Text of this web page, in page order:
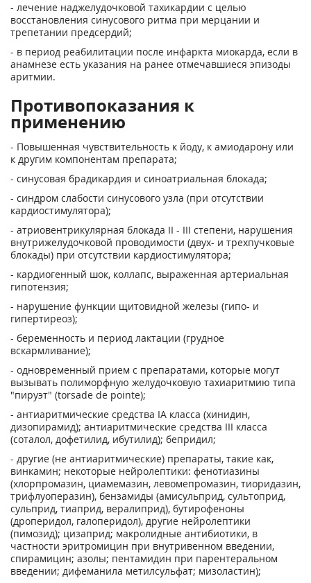
- лечение наджелудочковой тахикардии с целью
восстановления синусового ритма при мерцании и
трепетании предсердий;
- в период реабилитации после инфаркта миокарда, если в
анамнезе есть указания на ранее отмечавшиеся эпизоды
аритмии.
Противопоказания к
применению
- Повышенная чувствительность к йоду, к амиодарону или
к другим компонентам препарата;
- синусовая брадикардия и синоатриальная блокада;
- синдром слабости синусового узла (при отсутствии
кардиостимулятора);
- атриовентрикулярная блокада II - III степени, нарушения
внутрижелудочковой проводимости (двух- и трехпучковые
блокады) при отсутствии кардиостимулятора;
- кардиогенный шок, коллапс, выраженная артериальная
гипотензия;
- нарушение функции щитовидной железы (гипо- и
гипертиреоз);
- беременность и период лактации (грудное
вскармливание);
- одновременный прием с препаратами, которые могут
вызывать полиморфную желудочковую тахиаритмию типа
"пируэт" (torsade de pointe);
- антиаритмические средства IA класса (хинидин,
дизопирамид); антиаритмические средства III класса
(соталол, дофетилид, ибутилид); бепридил;
- другие (не антиаритмические) препараты, такие как,
винкамин; некоторые нейролептики: фенотиазины
(хлорпромазин, циамемазин, левомепромазин, тиоридазин,
трифлуоперазин), бензамиды (амисульприд, сультоприд,
сульприд, тиаприд, вералиприд), бутирофеноны
(дроперидол, галоперидол), другие нейролептики
(пимозид); цизаприд; макролидные антибиотики, в
частности эритромицин при внутривенном введении,
спирамицин; азолы; пентамидин при парентеральном
введении; дифеманила метилсульфат; мизоластин);